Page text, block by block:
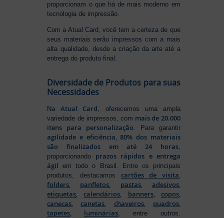
proporcionam o que há de mais moderno em
tecnologia de impressão.
Com a Atual Card, você tem a certeza de que
seus materiais serão impressos com a mais
alta qualidade, desde a criação da arte até a
entrega do produto final.
Diversidade de Produtos para suas
Necessidades
NaAtual Card , oferecemos uma ampla
variedade de impressos, com mais de 20.000
itens para personalização . Para garantir
agilidade e eficiência, 80% dos materiais
são finalizados em até 24 horas,
proporcionando prazos rápidos e entrega
ágil em todo o Brasil. Entre os principais
produtos, destacamos cartões de visita,
folders, panfletos, pastas, adesivos,
etiquetas,calendários, banners, copos,
canecas,canetas, chaveiros, quadros,
tapetes, luminárias , entre outros.